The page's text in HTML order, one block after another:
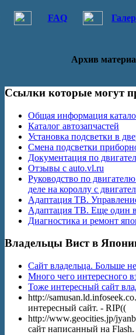
FAQ
Архив
Ссылки которые могут
Общая информация
Каталог автозапчастей
Установка подсветки в
Смена подсветки
Документация по
Отзывы с auto.vl.ru
Руководство по
деле на короллу с
Адаптация ТВ.
Адаптация ТВ. Еще один
Диагностика и ремонт
Владельцы Вист в
Сайт владельца. Больше
Много чего интересного
Тоже интересный сайт
http://
интересный сайт. - RIP((
http://www.geocities.jp/
сайт написанный на